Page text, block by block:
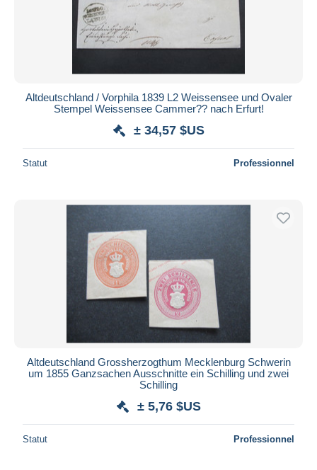
Altdeutschland / Vorphila 1839 L2 Weissensee und Ovaler
Stempel Weissensee Cammer?? nach Erfurt!
± 34,57 $US
Statut Professionnel
Altdeutschland Grossherzogthum Mecklenburg Schwerin
um 1855 Ganzsachen Ausschnitte ein Schilling und zwei
Schilling
± 5,76 $US
Statut Professionnel